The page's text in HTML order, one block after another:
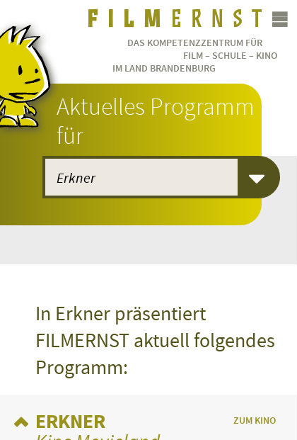
Aktuelles Programm
für
DAS KOMPETENZZENTRUM FÜR
FILM – SCHULE – KINO
IM LAND BRANDENBURG
In Erkner präsentiert
FILMERNST aktuell folgendes
Programm:
ZUM KINO
ERKNER